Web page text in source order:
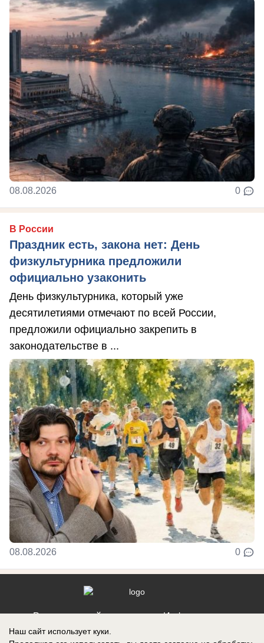
08.08.2026 0
В России
Праздник есть, закона нет: День
физкультурника предложили
официально узаконить
День физкультурника, который уже
десятилетиями отмечают по всей России,
предложили официально закрепить в
законодательстве в ...
08.08.2026 0
Реклама на сайте
Контакты
Информация
Наш сайт использует куки.